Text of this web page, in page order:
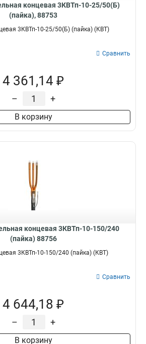
концевая 3КВТп-10-25/50(Б)
(пайка), 88753
3КВТп-10-25/50(Б) (пайка) (КВТ)
Сравнить
4 361,14 ₽
– +
В корзину
концевая 3КВТп-10-150/240
(пайка) 88756
3КВТп-10-150/240 (пайка) (КВТ)
Сравнить
4 644,18 ₽
– +
В корзину